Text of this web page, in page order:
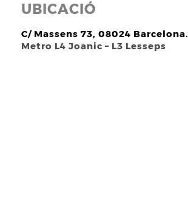
UBICACIÓ
C/ Massens 73, 08024 Barcelona.
Metro L4 Joanic – L3 Lesseps